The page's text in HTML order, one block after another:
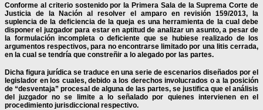
Conforme al criterio sostenido por la Primera Sala de la Suprema Corte de
Justicia de la Nación al resolver el amparo en revisión 159/2013, la
suplencia de la deficiencia de la queja es una herramienta de la cual debe
disponer el juzgador para estar en aptitud de analizar un asunto, a pesar de
la formulación incompleta o deficiente que se hubiese realizado de los
argumentos respectivos, para no encontrarse limitado por una litis cerrada,
en la cual se tendría que constreñir a lo alegado por las partes.
Dicha figura jurídica se traduce en una serie de escenarios diseñados por el
legislador en los cuales, debido a los derechos involucrados o a la posición
de “desventaja” procesal de alguna de las partes, se justifica que el análisis
del juzgador no se limite a lo señalado por quienes intervienen en el
procedimiento jurisdiccional respectivo.